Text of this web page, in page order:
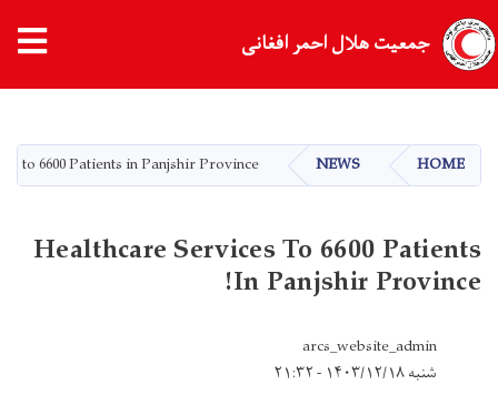
main
content
جمعیت هلال احمر افغانی
HOME
NEWS
to 6600 Patients in Panjshir Province!
Healthcare Services To 6600 Patients
In Panjshir Province!
arcs_website_admin
شنبه ۱۴۰۳/۱۲/۱۸ - ۲۱:۳۲